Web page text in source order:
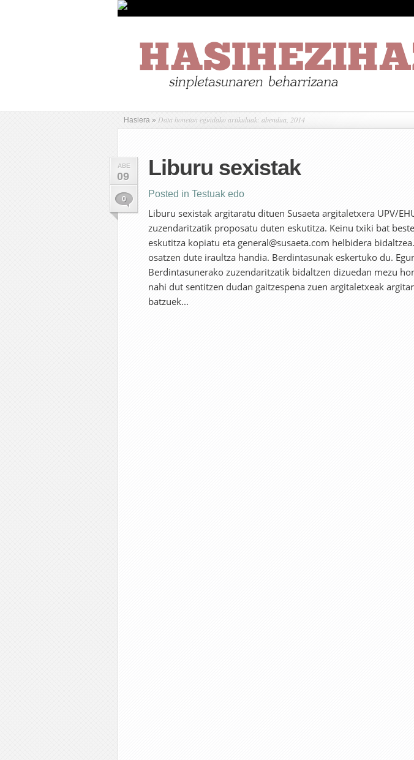
Hasiera » Data honetan egindako artikuluak: abendua, 2014
ABE
09
0
Liburu sexistak
Posted in Testuak edo
Liburu sexistak argitaratu dituen Susaeta argitaletxera UPV/
zuzendaritzatik proposatu duten eskutitza. Keinu txiki bat
eskutitza kopiatu eta general@susaeta.com helbidera
osatzen dute iraultza handia. Berdintasunak eskertuko du.
Berdintasunerako zuzendaritzatik bidaltzen dizuedan mezu
nahi dut sentitzen dudan gaitzespena zuen argitaletxeak
batzuek...